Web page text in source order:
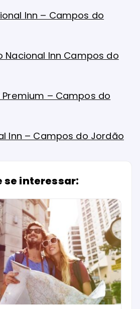
Inn – Campos do
Nacional Inn Campos do
Premium – Campos do
Inn – Campos do Jordão
se interessar: